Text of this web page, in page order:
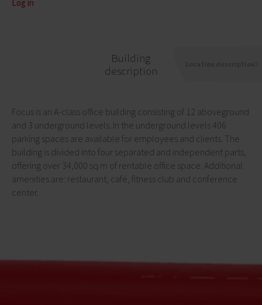
Log in
Building
description
Focus is an A-class office building consisting of 12 aboveground
and 3 underground levels. In the underground levels 406
parking spaces are available for employees and clients. The
building is divided into four separated and independent parts,
offering over 34,000 sq m of rentable office space. Additional
amenities are: restaurant, café, fitness club and conference
center.